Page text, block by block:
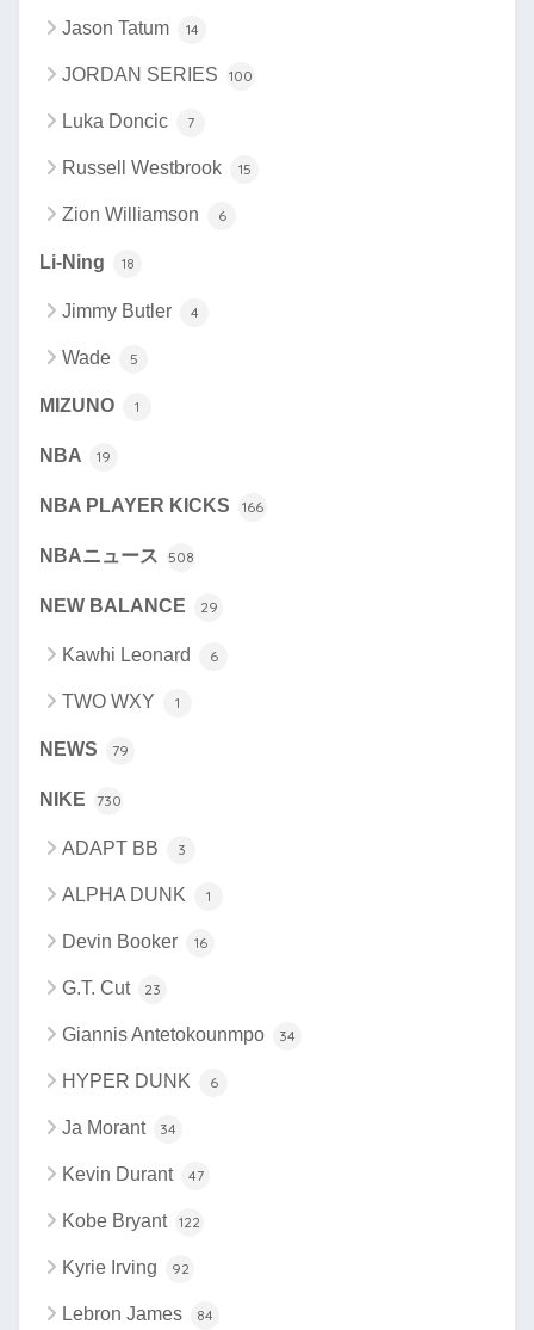
Jason Tatum 14
JORDAN SERIES 100
Luka Doncic 7
Russell Westbrook 15
Zion Williamson 6
Li-Ning 18
Jimmy Butler 4
Wade 5
MIZUNO 1
NBA 19
NBA PLAYER KICKS 166
NBAニュース 508
NEW BALANCE 29
Kawhi Leonard 6
TWO WXY 1
NEWS 79
NIKE 730
ADAPT BB 3
ALPHA DUNK 1
Devin Booker 16
G.T. Cut 23
Giannis Antetokounmpo 34
HYPER DUNK 6
Ja Morant 34
Kevin Durant 47
Kobe Bryant 122
Kyrie Irving 92
Lebron James 84